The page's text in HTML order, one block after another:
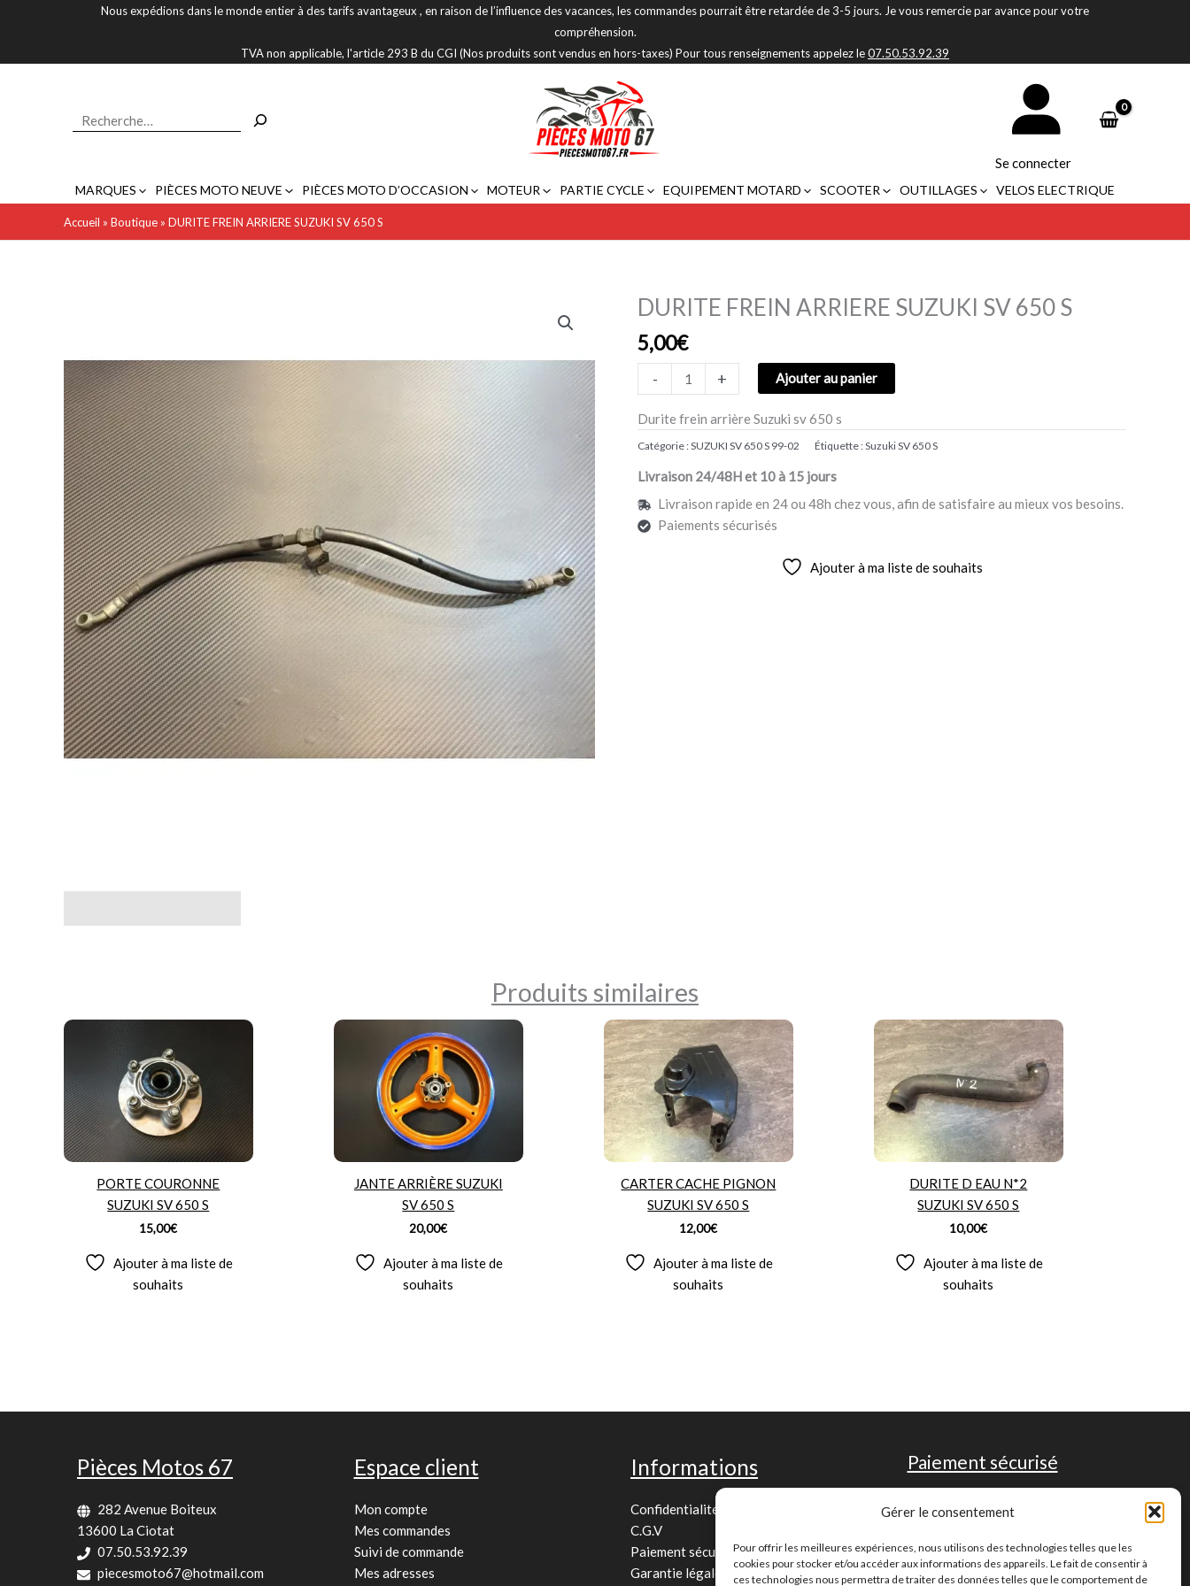
Gérer le consentement
Pour offrir les meilleures expériences, nous utilisons des technologies telles que les
cookies pour stocker et/ou accéder aux informations des appareils. Le fait de consentir à
ces technologies nous permettra de traiter des données telles que le comportement de
Nous expédions dans le monde entier à des tarifs avantageux , en raison de l’influence des vacances, les commandes pourrait être retardée de 3-5 jours. Je vous remercie par avance pour votre
compréhension.
TVA non applicable, l'article 293 B du CGI (Nos produits sont vendus en hors-taxes) Pour tous renseignements appelez le07.50.53.92.39
Se connecter
MARQUES PIÈCES MOTO NEUVE PIÈCES MOTO D’OCCASION MOTEUR PARTIE CYCLE EQUIPEMENT MOTARD SCOOTER OUTILLAGES VELOS ELECTRIQUE
Accueil » Boutique » DURITE FREIN ARRIERE SUZUKI SV 650 S
DURITE FREIN ARRIERE SUZUKI SV 650 S
5,00€
-
quantité
DURITE
FREIN
ARRIERE
SV
650
S
+ Ajouter au panier
Durite frein arrière Suzuki sv 650 s
Catégorie :SUZUKI SV 650 S 99-02 Étiquette :Suzuki SV 650 S
Livraison 24/48H et 10 à 15 jours
Livraison rapide en 24 ou 48h chez vous, afin de satisfaire au mieux vos besoins.
Paiements sécurisés
Ajouter à ma liste de souhaits
Produits similaires
PORTE COURONNE
SUZUKI SV 650 S
15,00€
Ajouter à ma liste de
souhaits
JANTE ARRIÈRE SUZUKI
SV 650 S
20,00€
Ajouter à ma liste de
souhaits
CARTER CACHE PIGNON
SUZUKI SV 650 S
12,00€
Ajouter à ma liste de
souhaits
DURITE D EAU N*2
SUZUKI SV 650 S
10,00€
Ajouter à ma liste de
souhaits
Pièces Motos 67
282 Avenue Boiteux
13600 La Ciotat
07.50.53.92.39
piecesmoto67@hotmail.com
Espace client
Mon compte
Mes commandes
Suivi de commande
Mes adresses
Informations
Confidentialité
C.G.V
Paiement sécurisé
Garantie légale
Paiement sécurisé